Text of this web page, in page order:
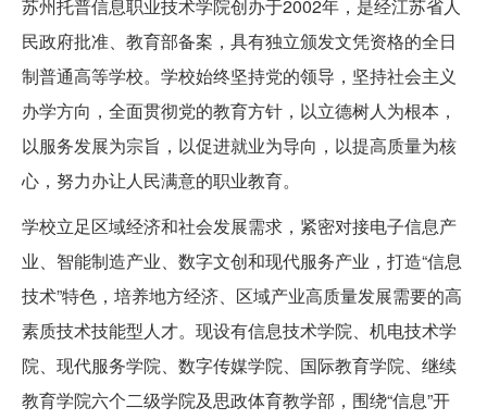
苏州托普信息职业技术学院创办于2002年，是经江苏省人
民政府批准、教育部备案，具有独立颁发文凭资格的全日
制普通高等学校。学校始终坚持党的领导，坚持社会主义
办学方向，全面贯彻党的教育方针，以立德树人为根本，
以服务发展为宗旨，以促进就业为导向，以提高质量为核
心，努力办让人民满意的职业教育。
学校立足区域经济和社会发展需求，紧密对接电子信息产
业、智能制造产业、数字文创和现代服务产业，打造“信息
技术”特色，培养地方经济、区域产业高质量发展需要的高
素质技术技能型人才。现设有信息技术学院、机电技术学
院、现代服务学院、数字传媒学院、国际教育学院、继续
教育学院六个二级学院及思政体育教学部，围绕“信息”开